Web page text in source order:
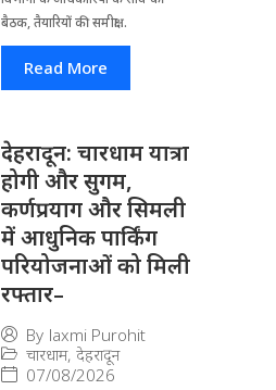
बैठक, तैयारियों की समीक्षा...
Read More
देहरादून: चारधाम यात्रा
होगी और सुगम,
कर्णप्रयाग और सिमली
में आधुनिक पार्किंग
परियोजनाओं को मिली
रफ्तार–
By laxmi Purohit
चारधाम, देहरादून
07/08/2026